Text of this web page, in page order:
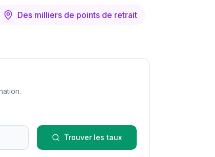
Des milliers de points de retrait
Trouver les taux